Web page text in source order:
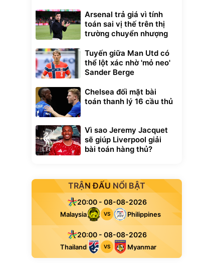
Arsenal trả giá vì tính
toán sai vị thế trên thị
trường chuyển nhượng
Tuyến giữa Man Utd có
thể lột xác nhờ 'mỏ neo'
Sander Berge
Chelsea đối mặt bài
toán thanh lý 16 cầu thủ
Vì sao Jeremy Jacquet
sẽ giúp Liverpool giải
bài toán hàng thủ?
TRẬN ĐẤU NỔI BẬT
20:00 - 08-08-2026
Malaysia VS Philippines
20:00 - 08-08-2026
Thailand VS Myanmar